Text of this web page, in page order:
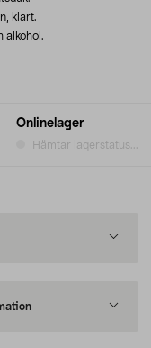
Onlinelager
Hämtar lagerstatus...
klart.
alkohol.